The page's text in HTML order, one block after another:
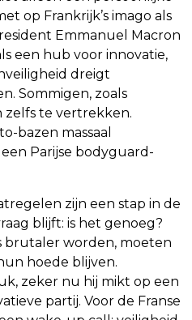
op Frankrijk’s imago als
Emmanuel Macron
een hub voor innovatie,
dreigt
Sommigen, zoals
zelfs te vertrekken.
bazen massaal
Parijse bodyguard-
zijn een stap in de
blijft: is het genoeg?
brutaler worden, moeten
hoede blijven.
zeker nu hij mikt op een
partij. Voor de Franse